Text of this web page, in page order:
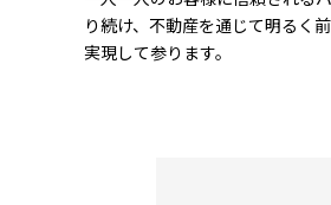
り続け、不動産を通じて明るく
実現して参ります。